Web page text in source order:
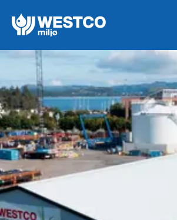
Hopp til innholdet